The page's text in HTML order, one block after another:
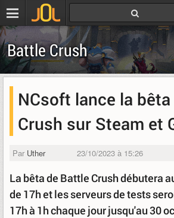
Battle Crush
NCsoft lance la
Crush sur Steam et
Par Uther 23/10/2023 à 15:26
La bêta de Battle Crush débutera
de 17h et les serveurs de tests
17h à 1h chaque jour jusqu'au 30